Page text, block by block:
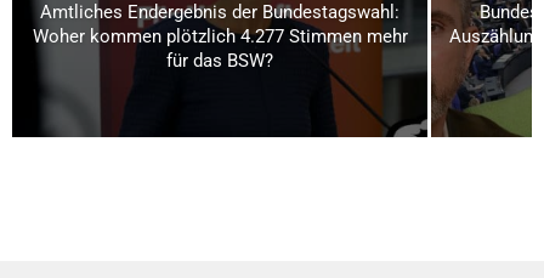
Amtliches Endergebnis der Bundestagswahl:
Woher kommen plötzlich 4.277 Stimmen mehr
für das BSW?